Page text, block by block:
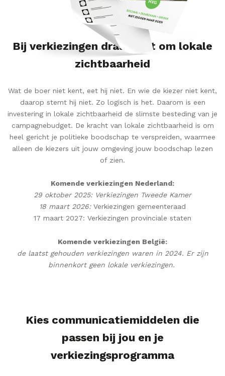
Bij verkiezingen draait het om lokale
zichtbaarheid
Wat de boer niet kent, eet hij niet. En wie de kiezer niet kent,
daarop stemt hij niet. Zo logisch is het. Daarom is een
investering in lokale zichtbaarheid de slimste besteding van je
campagnebudget. De kracht van lokale zichtbaarheid is om
heel gericht je politieke boodschap te verspreiden, waarmee
alleen de kiezers uit jouw omgeving jouw boodschap lezen
of zien.
Komende verkiezingen Nederland:
29 oktober 2025: Verkiezingen Tweede Kamer
18 maart 2026:Verkiezingen gemeenteraad
17 maart 2027: Verkiezingen provinciale staten
Komende verkiezingen België:
de laatst gehouden verkiezingen waren in 2024. Er zijn
binnenkort geen lokale verkiezingen.
Kies communicatiemiddelen die
passen bij jou en je
verkiezingsprogramma